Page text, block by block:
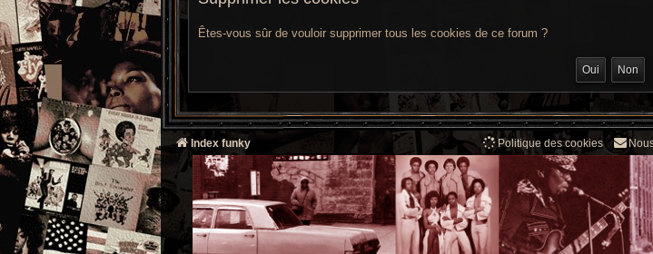
Êtes-vous sûr de vouloir supprimer tous les cookies de ce forum ?
Index funky Politique des cookies